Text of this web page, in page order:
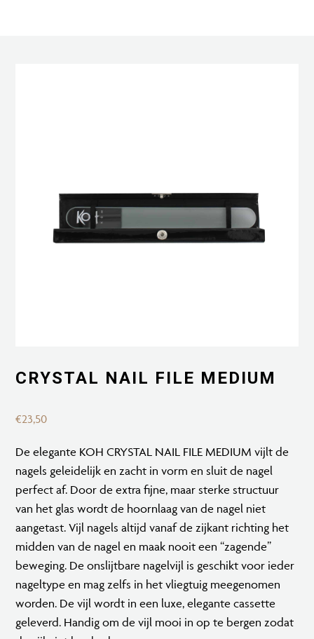
CRYSTAL NAIL FILE MEDIUM
€23,50
De elegante KOH CRYSTAL NAIL FILE MEDIUM vijlt de
nagels geleidelijk en zacht in vorm en sluit de nagel
perfect af. Door de extra fijne, maar sterke structuur
van het glas wordt de hoornlaag van de nagel niet
aangetast. Vijl nagels altijd vanaf de zijkant richting het
midden van de nagel en maak nooit een “zagende”
beweging. De onslijtbare nagelvijl is geschikt voor ieder
nageltype en mag zelfs in het vliegtuig meegenomen
worden. De vijl wordt in een luxe, elegante cassette
geleverd. Handig om de vijl mooi in op te bergen zodat